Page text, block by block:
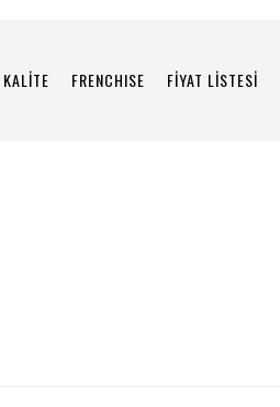
KALİTE FRENCHISE FİYAT LİSTESİ